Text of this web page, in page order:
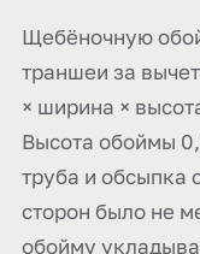
Щебёночную
траншеи за
× ширина ×
Высота обоймы
труба и обсыпка
сторон было не
обойму